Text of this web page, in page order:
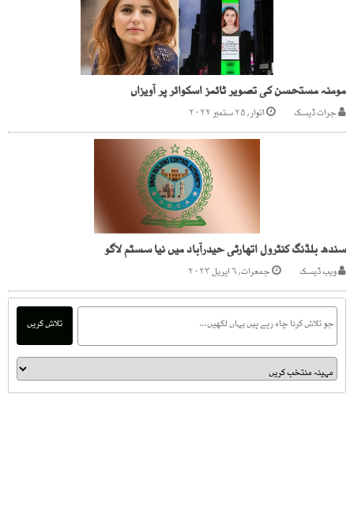
مومنہ مستحسن کی تصویر ٹائمز اسکوائر پر آویزاں
جرات ڈیسک اتوار, ۲۵ ستمبر ۲۰۲۲
سندھ بلڈنگ کنٹرول اتھارٹی حیدرآباد میں نیا سسٹم لاگو
ویب ڈیسک جمعرات, ۶ اپریل ۲۰۲۳
تلاش کریں